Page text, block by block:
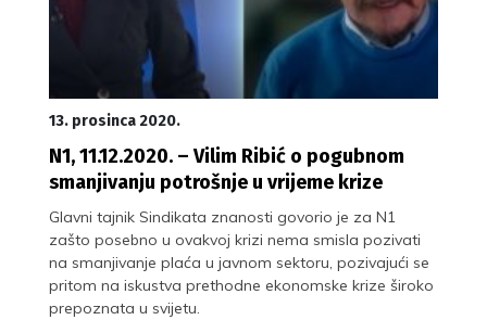
13. prosinca 2020.
N1, 11.12.2020. – Vilim Ribić o pogubnom
smanjivanju potrošnje u vrijeme krize
Glavni tajnik Sindikata znanosti govorio je za N1
zašto posebno u ovakvoj krizi nema smisla pozivati
na smanjivanje plaća u javnom sektoru, pozivajući se
pritom na iskustva prethodne ekonomske krize široko
prepoznata u svijetu.